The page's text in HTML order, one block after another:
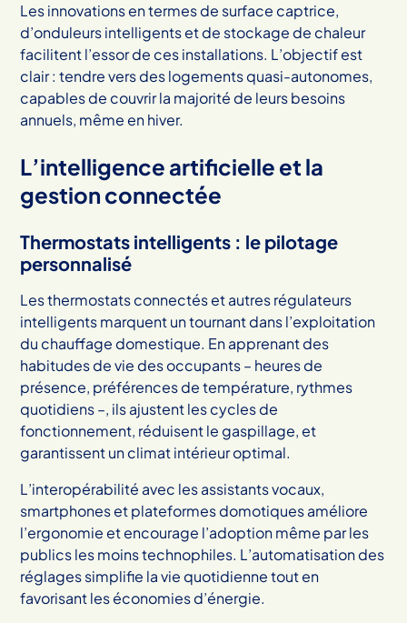
Les innovations en termes de surface captrice,
d’onduleurs intelligents et de stockage de chaleur
facilitent l’essor de ces installations. L’objectif est
clair : tendre vers des logements quasi-autonomes,
capables de couvrir la majorité de leurs besoins
annuels, même en hiver.
L’intelligence artificielle et la
gestion connectée
Thermostats intelligents : le pilotage
personnalisé
Les thermostats connectés et autres régulateurs
intelligents marquent un tournant dans l’exploitation
du chauffage domestique. En apprenant des
habitudes de vie des occupants – heures de
présence, préférences de température, rythmes
quotidiens –, ils ajustent les cycles de
fonctionnement, réduisent le gaspillage, et
garantissent un climat intérieur optimal.
L’interopérabilité avec les assistants vocaux,
smartphones et plateformes domotiques améliore
l’ergonomie et encourage l’adoption même par les
publics les moins technophiles. L’automatisation des
réglages simplifie la vie quotidienne tout en
favorisant les économies d’énergie.